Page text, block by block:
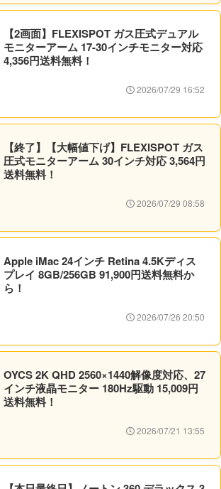
【2画面】FLEXISPOT ガス圧式デュアル
モニターアーム 17-30インチモニター対応
4,356円送料無料！
2026/07/29 16:52
【終了】【大幅値下げ】FLEXISPOT ガス
圧式モニターアーム 30インチ対応 3,564円
送料無料！
2026/07/29 08:58
Apple iMac 24インチ Retina 4.5Kディス
プレイ 8GB/256GB 91,900円送料無料か
ら！
2026/07/26 20:50
OYCS 2K QHD 2560×1440解像度対応、27
インチ液晶モニター 180Hz駆動 15,009円
送料無料！
2026/07/21 13:55